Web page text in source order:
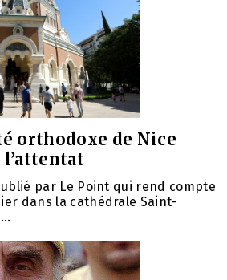
orthodoxe de Nice
par Le Point qui rend compte
dans la cathédrale Saint-